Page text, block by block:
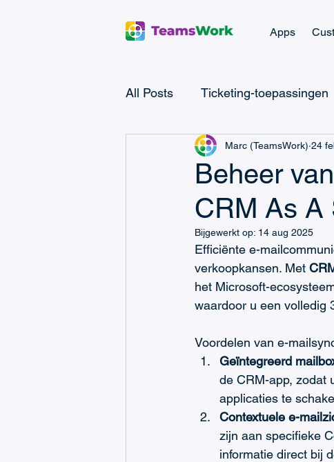
Apps
All Posts Ticketing-toepassingen
Microsoft Teams CRM
Microsoft Power Automate
Microsoft Teams Billing
Beheer
CRM As A
Marc (TeamsWork) 24
Bijgewerkt op: 14 aug 2025
Efficiënte e-
verkoopkansen. Met
het Microsoft-
waardoor u een volledig
Voordelen van e-
Geïntegreerd
de CRM-app, zodat
applicaties te
Contextuele e-
zijn aan specifieke
informatie direct bij